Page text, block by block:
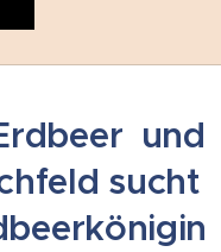
und
sucht